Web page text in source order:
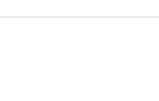
Engångshandske Intco